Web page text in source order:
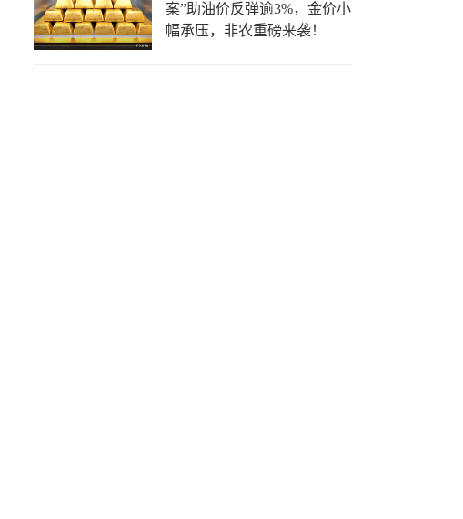
案”助油价反弹逾3%，金价小
幅承压，非农重磅来袭！